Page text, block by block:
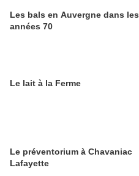
Les bals en Auvergne dans les
années 70
Le lait à la Ferme
Le préventorium à Chavaniac
Lafayette